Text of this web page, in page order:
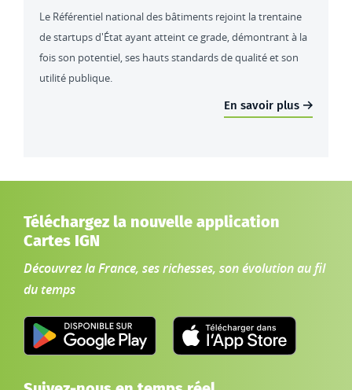
Le Référentiel national des bâtiments rejoint la trentaine
de startups d'État ayant atteint ce grade, démontrant à la
fois son potentiel, ses hauts standards de qualité et son
utilité publique.
En savoir plus
Téléchargez la nouvelle application
Cartes IGN
Découvrez la France, ses richesses, son évolution au fil
du temps